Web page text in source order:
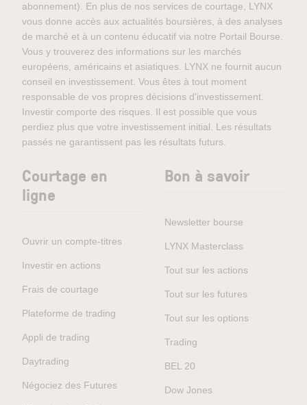
abonnement). En plus de nos services de courtage, LYNX
vous donne accès aux actualités boursières, à des analyses
de marché et à un contenu éducatif via notre Portail Bourse.
Vous y trouverez des informations sur les marchés
européens, américains et asiatiques. LYNX ne fournit aucun
conseil en investissement. Vous êtes à tout moment
responsable de vos propres décisions d'investissement.
Investir comporte des risques. Il est possible que vous
perdiez plus que votre investissement initial. Les résultats
passés ne garantissent pas les résultats futurs.
Courtage en
ligne
Ouvrir un compte-titres
Investir en actions
Frais de courtage
Plateforme de trading
Appli de trading
Daytrading
Négociez des Futures
Bon à savoir
Newsletter bourse
LYNX Masterclass
Tout sur les actions
Tout sur les futures
Tout sur les options
Trading
BEL 20
Dow Jones